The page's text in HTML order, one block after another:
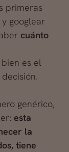
primeras
googlear
cuánto
es el
genérico,
esta
la
tiene